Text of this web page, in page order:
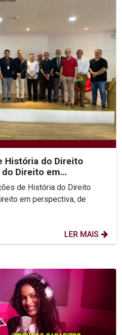
História do Direito
Direito em
de História do Direito
em perspectiva, de
LER MAIS